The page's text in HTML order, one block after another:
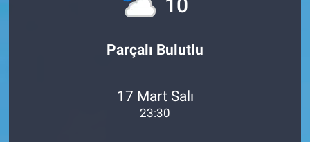
10
Parçalı Bulutlu
17 Mart Salı
23:30